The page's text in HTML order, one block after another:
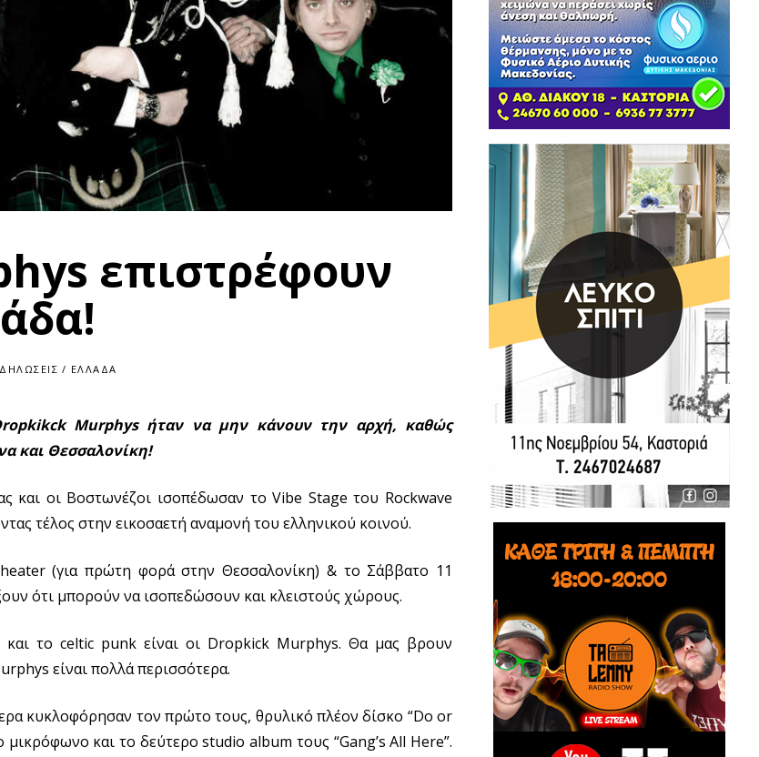
επιστρέφουν
/ ΕΛΛΆΔΑ
Murphys ήταν να μην κάνουν την αρχή, καθώς
και Θεσσαλονίκη!
και οι Βοστωνέζοι ισοπέδωσαν το Vibe Stage του Rockwave
τέλος στην εικοσαετή αναμονή του ελληνικού κοινού.
(για πρώτη φορά στην Θεσσαλονίκη) & το Σάββατο 11
ότι μπορούν να ισοπεδώσουν και κλειστούς χώρους.
το celtic punk είναι οι Dropkick Murphys. Θα μας βρουν
είναι πολλά περισσότερα.
κυκλοφόρησαν τον πρώτο τους, θρυλικό πλέον δίσκο “Do or
και το δεύτερο studio album τους “Gang’s All Here”.